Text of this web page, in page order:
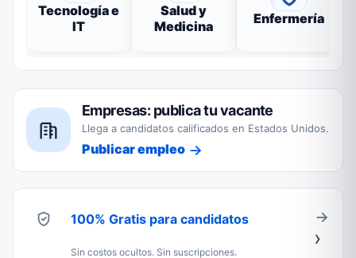
Tecnología e
IT
Salud y
Medicina
Enfermería
Empresas: publica tu vacante
Llega a candidatos calificados en Estados Unidos.
Publicar empleo
100% Gratis para candidatos
Sin costos ocultos. Sin suscripciones.